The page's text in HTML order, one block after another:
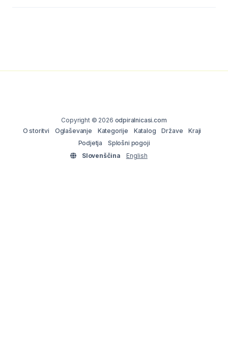
Copyright © 2026 odpiralnicasi.com
O storitvi
Oglaševanje Kategorije Katalog Države
Kraji
Podjetja
Splošni pogoji
Slovenščina
English